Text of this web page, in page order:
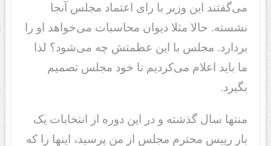
می‌گفتند این وزیر با رای اعتماد مجلس آنجا
نشسته. حالا مثلا دیوان محاسبات می‌خواهد او را
بردارد. مجلس با این عظمتش چه می‌شود؟ لذا
ما باید اعلام می‌کردیم تا خود مجلس تصمیم
بگیرد.
منتها سال گذشته و در این دوره از انتخابات یک
بار رییس محترم مجلس از من پرسید، اینها را که